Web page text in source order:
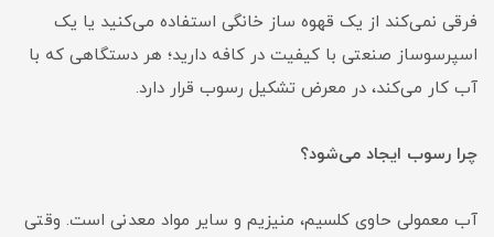
فرقی نمی‌کند از یک قهوه ساز خانگی استفاده می‌کنید یا یک
اسپرسوساز صنعتی با کیفیت در کافه دارید؛ هر دستگاهی که با
آب کار می‌کند، در معرض تشکیل رسوب قرار دارد.
چرا رسوب ایجاد می‌شود؟
آب معمولی حاوی کلسیم، منیزیم و سایر مواد معدنی است. وقتی